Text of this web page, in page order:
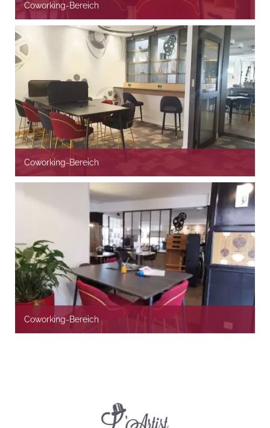
Coworking-Bereich
Coworking-Bereich
Coworking-Bereich